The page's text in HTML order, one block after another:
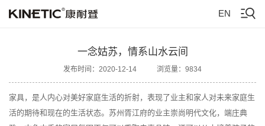
EN
一念姑苏，情系山水云间
发布时间：2020-12-14 浏览量：9834
家具，是人内心对美好家庭生活的折射，表现了业主和家人对未来家庭生
活的期待和现在的生活状态。苏州胥江府的业主崇尚明代文化，端庄典